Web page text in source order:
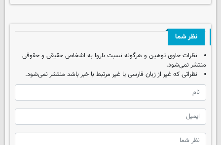
نظر شما
نظرات حاوی توهین و هرگونه نسبت ناروا به اشخاص حقیقی و حقوقی
منتشر نمی‌شود.
نظراتی که غیر از زبان فارسی یا غیر مرتبط با خبر باشد منتشر نمی‌شود.